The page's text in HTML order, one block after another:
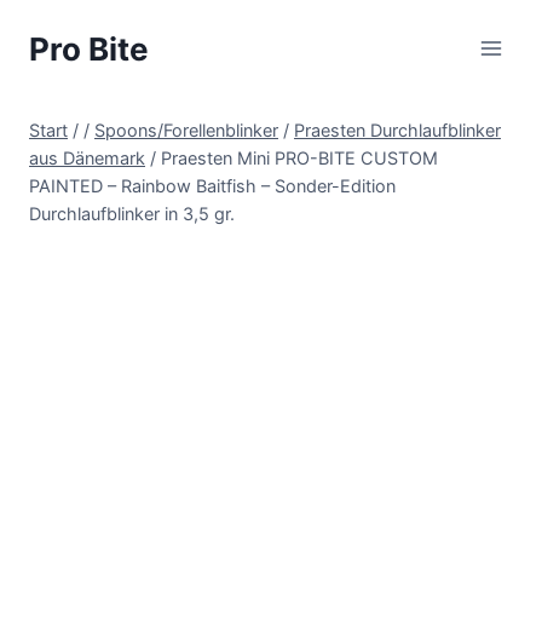
Pro Bite
Start / / Spoons/Forellenblinker / Praesten Durchlaufblinker
aus Dänemark / Praesten Mini PRO-BITE CUSTOM
PAINTED – Rainbow Baitfish – Sonder-Edition
Durchlaufblinker in 3,5 gr.